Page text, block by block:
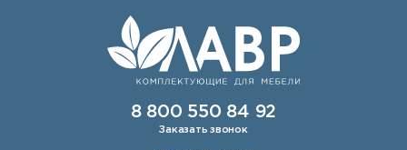
8 800 550 84 92
Заказать звонок